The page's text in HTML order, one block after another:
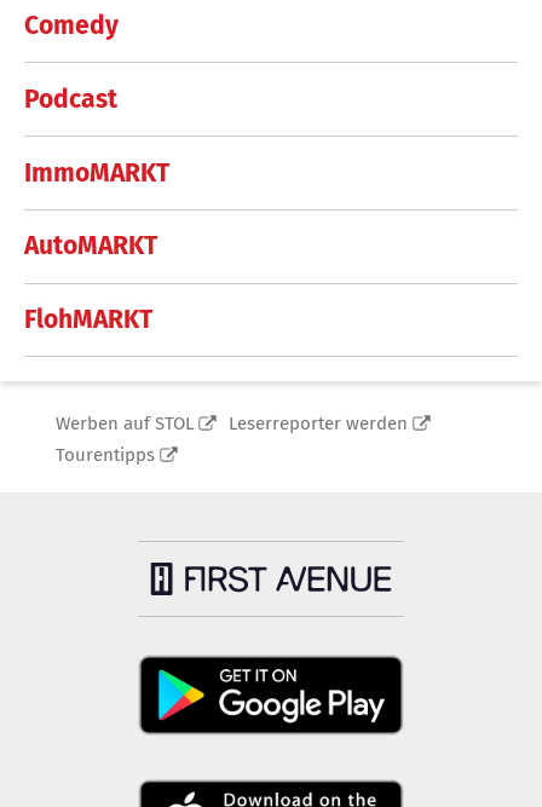
Comedy
Podcast
ImmoMARKT
AutoMARKT
FlohMARKT
Werben auf STOL
Leserreporter werden
Tourentipps